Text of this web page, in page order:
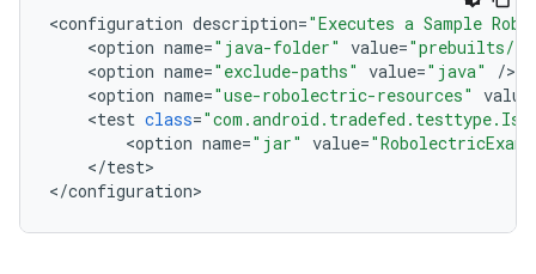
<configuration description="Executes a Sample
<option name="java-folder" value="prebuilts/
<option name="exclude-paths" value="java" /
<option name="use-robolectric-resources" value
<test class=
<option name="jar" value=
</test>
</configuration>